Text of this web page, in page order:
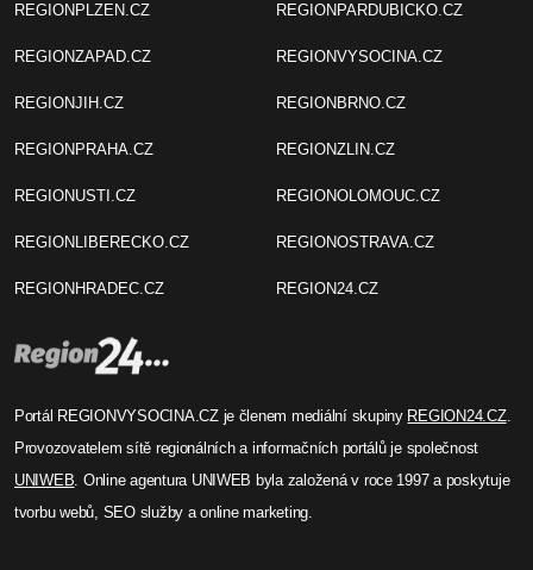
REGIONPLZEN.CZ
REGIONZAPAD.CZ
REGIONJIH.CZ
REGIONPRAHA.CZ
REGIONUSTI.CZ
REGIONLIBERECKO.CZ
REGIONHRADEC.CZ
REGIONPARDUBICKO.CZ
REGIONVYSOCINA.CZ
REGIONBRNO.CZ
REGIONZLIN.CZ
REGIONOLOMOUC.CZ
REGIONOSTRAVA.CZ
REGION24.CZ
Portál REGIONVYSOCINA.CZ je členem mediální skupiny REGION24.CZ.
Provozovatelem sítě regionálních a informačních portálů je společnost
UNIWEB. Online agentura UNIWEB byla založená v roce 1997 a poskytuje
tvorbu webů, SEO služby a online marketing.